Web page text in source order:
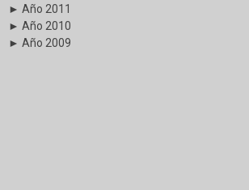
► Año 2011
► Año 2010
► Año 2009